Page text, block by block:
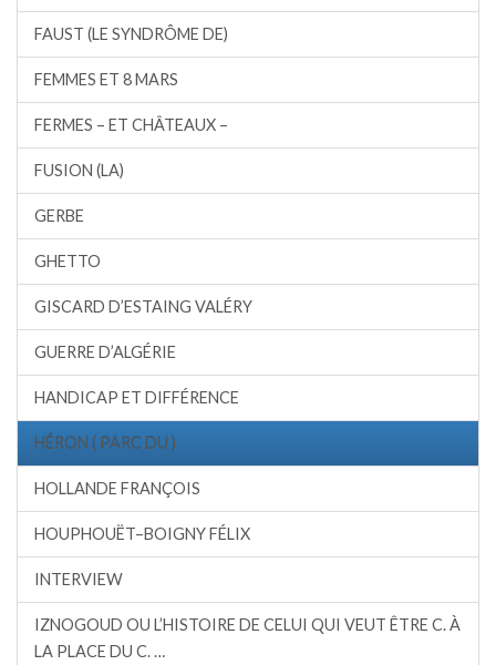
FAUST (LE SYNDRÔME DE)
FEMMES ET 8 MARS
FERMES – ET CHÂTEAUX –
FUSION (LA)
GERBE
GHETTO
GISCARD D’ESTAING VALÉRY
GUERRE D’ALGÉRIE
HANDICAP ET DIFFÉRENCE
HÉRON ( PARC DU )
HOLLANDE FRANÇOIS
HOUPHOUËT–BOIGNY FÉLIX
INTERVIEW
IZNOGOUD OU L’HISTOIRE DE CELUI QUI VEUT ÊTRE C. À
LA PLACE DU C. …